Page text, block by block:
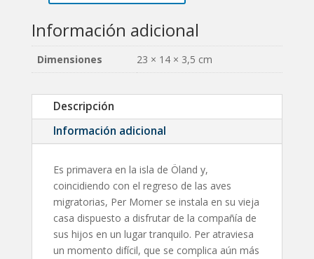
De
Sangre
cantidad
Información adicional
Dimensiones 23 × 14 × 3,5 cm
Descripción
Información adicional
Es primavera en la isla de Öland y,
coincidiendo con el regreso de las aves
migratorias, Per Momer se instala en su vieja
casa dispuesto a disfrutar de la compañía de
sus hijos en un lugar tranquilo. Per atraviesa
un momento difícil, que se complica aún más